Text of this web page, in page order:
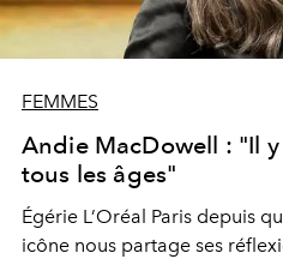
FEMMES
Andie MacDowell : "Il
tous les âges"
Égérie L’Oréal Paris depuis
icône nous partage ses